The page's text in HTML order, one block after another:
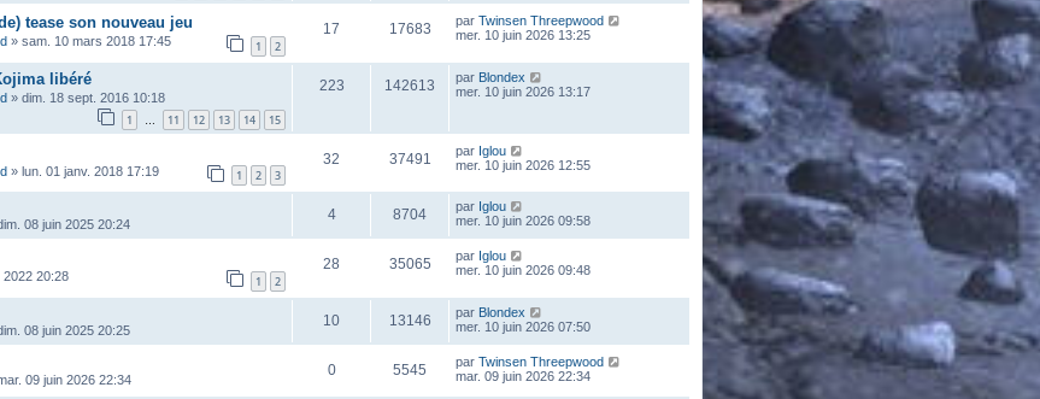
tease son nouveau jeu
» sam. 10 mars 2018 17:45 1 2
17 17683 par Twinsen Threepwood
mer. 10 juin 2026 13:25
libéré
» dim. 18 sept. 2016 10:18
1 … 11 12 13 14 15
223 142613 par Blondex
mer. 10 juin 2026 13:17
» lun. 01 janv. 2018 17:19 1 2 3
32 37491 par Iglou
mer. 10 juin 2026 12:55
08 juin 2025 20:24
4 8704 par Iglou
mer. 10 juin 2026 09:58
20:28 1 2
28 35065 par Iglou
mer. 10 juin 2026 09:48
08 juin 2025 20:25
10 13146 par Blondex
mer. 10 juin 2026 07:50
09 juin 2026 22:34
0 5545 par Twinsen Threepwood
mar. 09 juin 2026 22:34